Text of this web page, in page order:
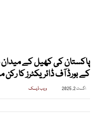
پاکستان کی کھیل کے میدان
کے بورڈ آف ڈائریکٹرز کا
اگست 2, 2025 ویب ڈیسک